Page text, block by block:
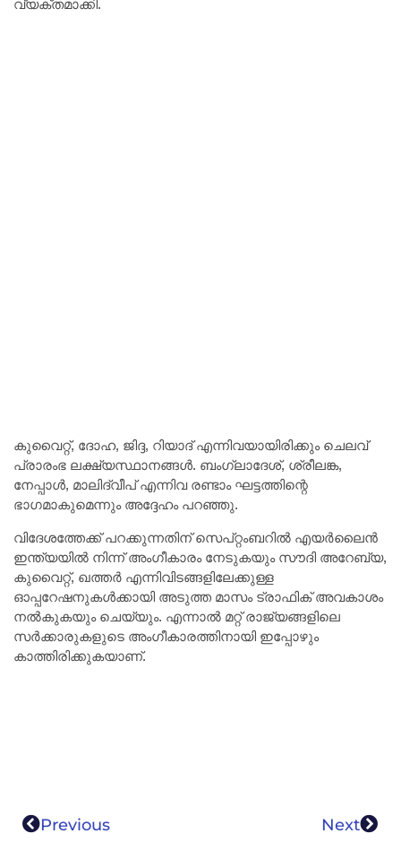
കുവൈറ്റ്, ദോഹ, ജിദ്ദ, റിയാദ് എന്നിവയായിരിക്കും ചെലവ്
പ്രാരംഭ ലക്ഷ്യസ്ഥാനങ്ങൾ. ബംഗ്ലാദേശ്, ശ്രീലങ്ക,
നേപ്പാൾ, മാലിദ്വീപ് എന്നിവ രണ്ടാം ഘട്ടത്തിന്റെ
ഭാഗമാകുമെന്നും അദ്ദേഹം പറഞ്ഞു.
വിദേശത്തേക്ക് പറക്കുന്നതിന് സെപ്റ്റംബറിൽ എയർലൈൻ
ഇന്ത്യയിൽ നിന്ന് അംഗീകാരം നേടുകയും സൗദി അറേബ്യ,
കുവൈറ്റ്, ഖത്തർ എന്നിവിടങ്ങളിലേക്കുള്ള
ഓപ്പറേഷനുകൾക്കായി അടുത്ത മാസം ട്രാഫിക് അവകാശം
നൽകുകയും ചെയ്യും. എന്നാൽ മറ്റ് രാജ്യങ്ങളിലെ
സർക്കാരുകളുടെ അംഗീകാരത്തിനായി ഇപ്പോഴും
കാത്തിരിക്കുകയാണ്.
Previous Next